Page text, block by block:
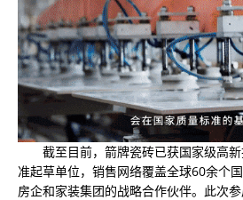
截至目前，箭牌瓷砖已获国家级高新
准起草单位，销售网络覆盖全球60余个
房企和家装集团的战略合作伙伴。此次